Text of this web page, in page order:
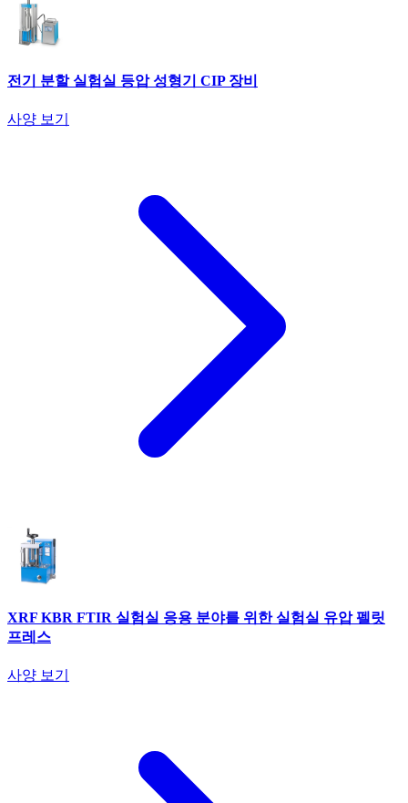
전기 분할 실험실 등압 성형기 CIP 장비
사양 보기
XRF KBR FTIR 실험실 응용 분야를 위한 실험실 유압 펠릿
프레스
사양 보기